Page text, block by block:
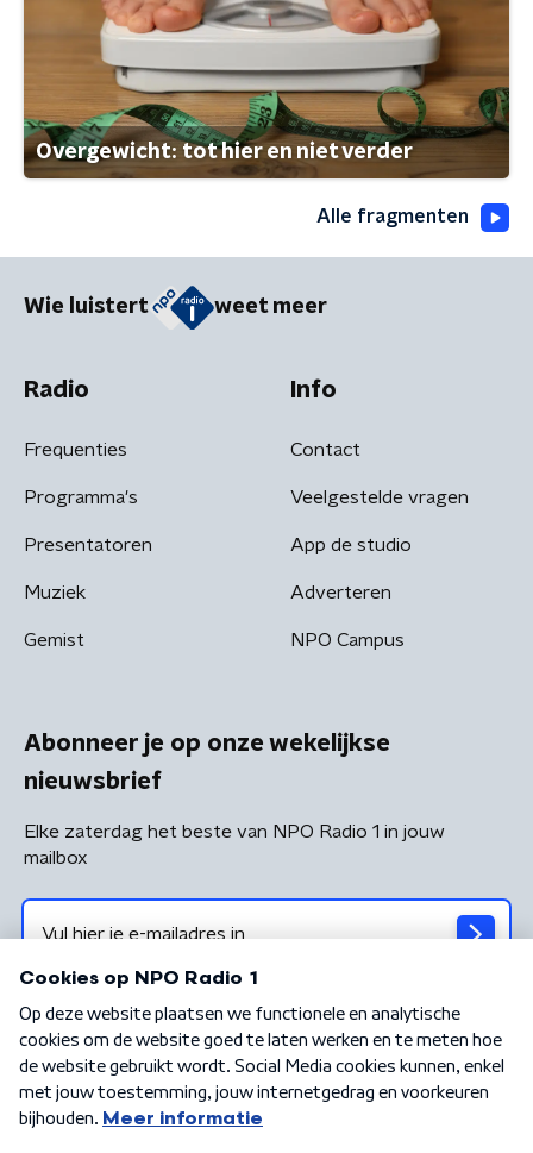
Overgewicht: tot hier en niet verder
Alle fragmenten
Wie luistert weet meer
Radio
Frequenties
Programma's
Presentatoren
Muziek
Gemist
Info
Contact
Veelgestelde vragen
App de studio
Adverteren
NPO Campus
Abonneer je op onze wekelijkse
nieuwsbrief
Elke zaterdag het beste van NPO Radio 1 in jouw
mailbox
Algemene voorwaarden